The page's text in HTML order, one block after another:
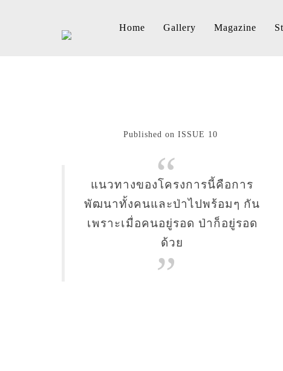
Home Gallery Magazine
Published on ISSUE 10
แนวทางของโครงการนี้คือการ
พัฒนาทั้งคนและป่าไปพร้อมๆ กัน
เพราะเมื่อคนอยู่รอด ป่าก็อยู่รอด
ด้วย